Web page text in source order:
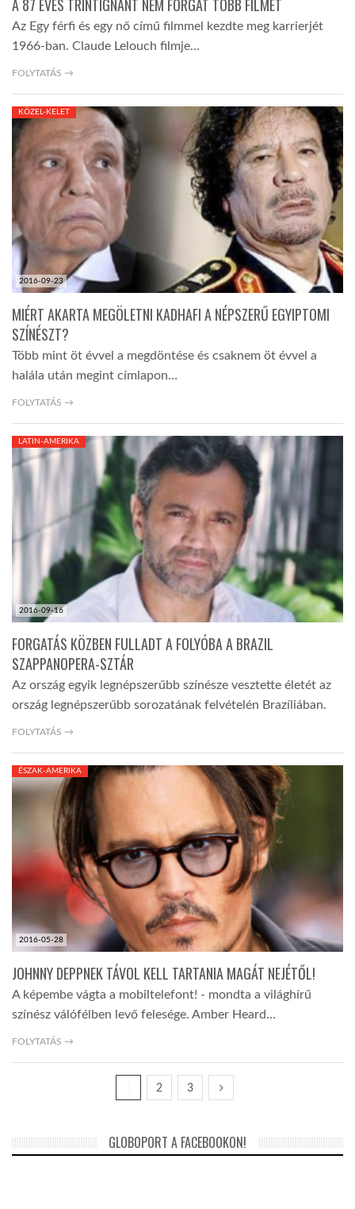
A 87 ÉVES TRINTIGNANT NEM FORGAT TÖBB FILMET
Az Egy férfi és egy nő című filmmel kezdte meg karrierjét
1966-ban. Claude Lelouch filmje…
FOLYTATÁS →
2016-09-23
KÖZEL-KELET
MIÉRT AKARTA MEGÖLETNI KADHAFI A NÉPSZERŰ EGYIPTOMI
SZÍNÉSZT?
Több mint öt évvel a megdöntése és csaknem öt évvel a
halála után megint címlapon…
FOLYTATÁS →
2016-09-16
LATIN-AMERIKA
FORGATÁS KÖZBEN FULLADT A FOLYÓBA A BRAZIL
SZAPPANOPERA-SZTÁR
Az ország egyik legnépszerűbb színésze vesztette életét az
ország legnépszerűbb sorozatának felvételén Brazíliában.
FOLYTATÁS →
2016-05-28
ÉSZAK-AMERIKA
JOHNNY DEPPNEK TÁVOL KELL TARTANIA MAGÁT NEJÉTŐL!
A képembe vágta a mobiltelefont! - mondta a világhírű
színész válófélben levő felesége. Amber Heard…
FOLYTATÁS →
2 3
GLOBOPORT A FACEBOOKON!